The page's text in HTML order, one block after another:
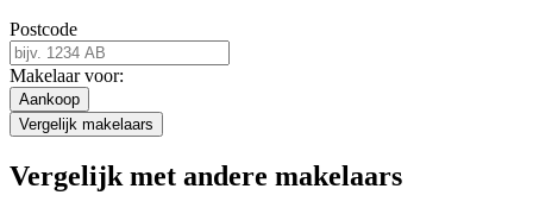
Postcode
Makelaar voor:
Aankoop
Vergelijk makelaars
Vergelijk met andere makelaars